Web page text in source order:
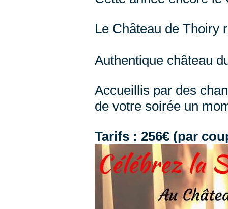
Le Château de Thoiry
Authentique château
Accueillis par des
de votre soirée un
Tarifs : 256€ (par